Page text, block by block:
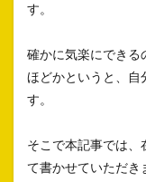
す。
確かに気楽にできる
ほどかというと、自
す。
そこで本記事では
て書かせていただき